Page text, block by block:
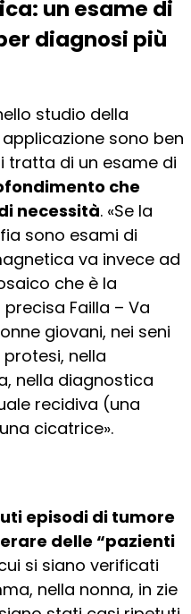
un esame di
diagnosi più
studio della
sono ben
tratta di un esame di
che
necessità. «Se la
sono esami di
va invece ad
che è la
Failla – Va
giovani, nei seni
nella
nella diagnostica
recidiva (una
cicatrice».
episodi di tumore
delle “pazienti
si siano verificati
nella nonna, in zie